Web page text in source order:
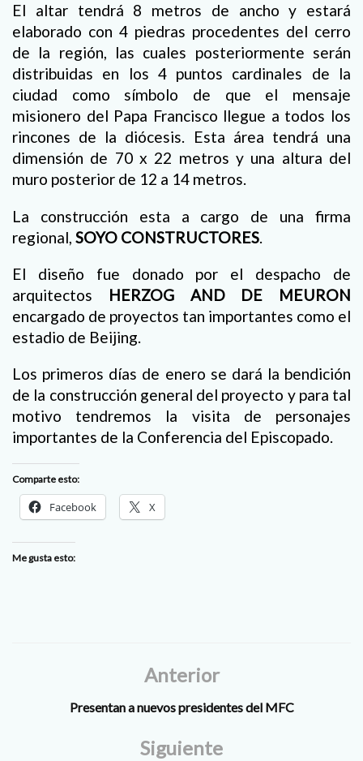
El altar tendrá 8 metros de ancho y estará
elaborado con 4 piedras procedentes del cerro
de la región, las cuales posteriormente serán
distribuidas en los 4 puntos cardinales de la
ciudad como símbolo de que el mensaje
misionero del Papa Francisco llegue a todos los
rincones de la diócesis. Esta área tendrá una
dimensión de 70 x 22 metros y una altura del
muro posterior de 12 a 14 metros.
La construcción esta a cargo de una firma
regional, SOYO CONSTRUCTORES
El diseño fue donado por el despacho de
arquitectos HERZOG AND DE MEURON
encargado de proyectos tan importantes como el
estadio de Beijing.
Los primeros días de enero se dará la bendición
de la construcción general del proyecto y para tal
motivo tendremos la visita de personajes
importantes de la Conferencia del Episcopado.
Comparte esto:
Facebook X
Me gusta esto:
Anterior
Presentan a nuevos presidentes del MFC
Siguiente